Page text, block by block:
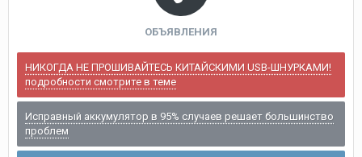
ОБЪЯВЛЕНИЯ
НИКОГДА НЕ ПРОШИВАЙТЕСЬ КИТАЙСКИМИ USB-ШНУРКАМИ!
подробности смотрите в теме
Исправный аккумулятор в 95% случаев решает большинство
проблем